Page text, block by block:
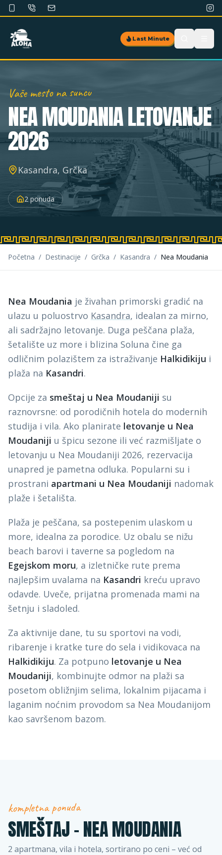
Last Minute
Vaše mesto na suncu
NEA MOUDANIALETOVANJE
2026
Kasandra, Grčka
2 ponuda
Početna / Destinacije / Grčka / Kasandra / Nea Moudania
Nea Moudania je živahan primorski gradić na
ulazu u poluostrvo Kasandra, idealan za mirno,
ali sadržajno letovanje. Duga peščana plaža,
šetalište uz more i blizina Soluna čine ga
odličnim polazištem za istraživanje Halkidikiju i
plaža na Kasandri.
Opcije za smeštaj u Nea Moudaniji su
raznovrsne: od porodičnih hotela do modernih
studija i vila. Ako planirate letovanje u Nea
Moudaniji u špicu sezone ili već razmišljate o
letovanju u Nea Moudaniji 2026, rezervacija
unapred je pametna odluka. Popularni su i
prostrani apartmani u Nea Moudaniji nadomak
plaže i šetališta.
Plaža je peščana, sa postepenim ulaskom u
more, idealna za porodice. Uz obalu se nižu
beach barovi i taverne sa pogledom na
Egejskom moru, a izletničke rute prema
najlepšim uvalama na Kasandri kreću upravo
odavde. Uveče, prijatna promenada mami na
šetnju i sladoled.
Za aktivnije dane, tu su sportovi na vodi,
ribarenje i kratke ture do sela i vidikovaca na
Halkidikiju. Za potpuno letovanje u Nea
Moudaniji, kombinujte odmor na plaži sa
posetom obližnjim selima, lokalnim pijacama i
laganim noćnim provodom sa Nea Moudanijom
kao savršenom bazom.
kompletna ponuda
SMEŠTAJ –NEA MOUDANIA
2 apartmana, vila i hotela, sortirano po ceni – već od